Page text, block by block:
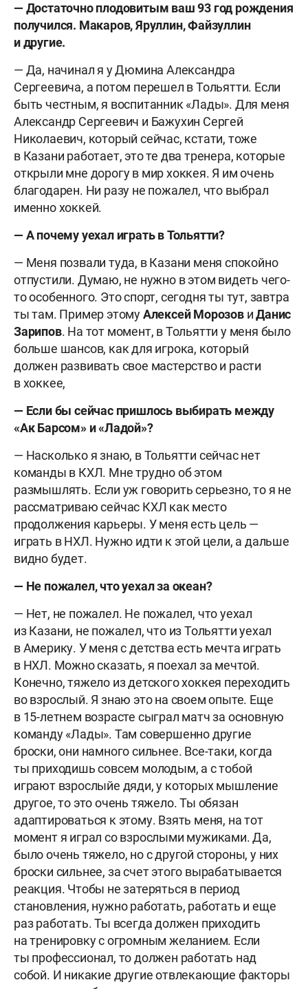
— Достаточно плодовитым ваш 93 год рождения
получился. Макаров, Яруллин, Файзуллин
и другие.
— Да, начинал я у Дюмина Александра
Сергеевича, а потом перешел в Тольятти. Если
быть честным, я воспитанник «Лады». Для меня
Александр Сергеевич и Бажухин Сергей
Николаевич, который сейчас, кстати, тоже
в Казани работает, это те два тренера, которые
открыли мне дорогу в мир хоккея. Я им очень
благодарен. Ни разу не пожалел, что выбрал
именно хоккей.
— А почему уехал играть в Тольятти?
— Меня позвали туда, в Казани меня спокойно
отпустили. Думаю, не нужно в этом видеть чего-
то особенного. Это спорт, сегодня ты тут, завтра
ты там. Пример этомуАлексей МорозовиДанис
Зарипов. На тот момент, в Тольятти у меня было
больше шансов, как для игрока, который
должен развивать свое мастерство и расти
в хоккее,
— Если бы сейчас пришлось выбирать между
«Ак Барсом» и «Ладой»?
— Насколько я знаю, в Тольятти сейчас нет
команды в КХЛ. Мне трудно об этом
размышлять. Если уж говорить серьезно, то я не
рассматриваю сейчас КХЛ как место
продолжения карьеры. У меня есть цель —
играть в НХЛ. Нужно идти к этой цели, а дальше
видно будет.
— Не пожалел, что уехал за океан?
— Нет, не пожалел. Не пожалел, что уехал
из Казани, не пожалел, что из Тольятти уехал
в Америку. У меня с детства есть мечта играть
в НХЛ. Можно сказать, я поехал за мечтой.
Конечно, тяжело из детского хоккея переходить
во взрослый. Я знаю это на своем опыте. Еще
в 15-летнем возрасте сыграл матч за основную
команду «Лады». Там совершенно другие
броски, они намного сильнее. Все-таки, когда
ты приходишь совсем молодым, а с тобой
играют взрослыйе дяди, у которых мышление
другое, то это очень тяжело. Ты обязан
адаптироваться к этому. Взять меня, на тот
момент я играл со взрослыми мужиками. Да,
было очень тяжело, но с другой стороны, у них
броски сильнее, за счет этого вырабатывается
реакция. Чтобы не затеряться в период
становления, нужно работать, работать и еще
раз работать. Ты всегда должен приходить
на тренировку с огромным желанием. Если
ты профессионал, то должен работать над
собой. И никакие другие отвлекающие факторы